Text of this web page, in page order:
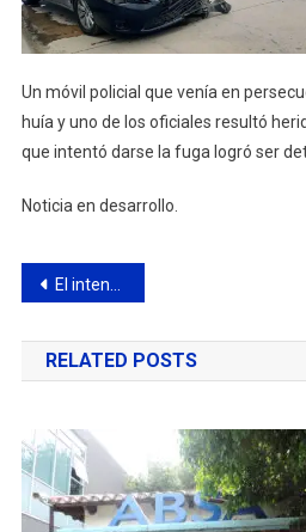
Un móvil policial que venía en
huía y uno de los oficiales resultó
que intentó darse la fuga logró ser
Noticia en desarrollo.
Navegación
de
entradas
El intendente agasajó a los medallistas campanenses de los Juegos Bonaerenses
RELATED POSTS